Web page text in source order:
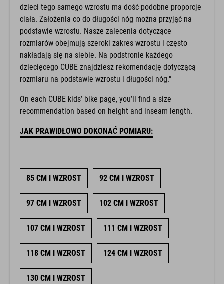
dzieci tego samego wzrostu ma dość podobne proporcje
ciała. Założenia co do długości nóg można przyjąć na
podstawie wzrostu. Nasze zalecenia dotyczące
rozmiarów obejmują szeroki zakres wzrostu i często
nakładają się na siebie. Na podstronie każdego
dziecięcego CUBE znajdziesz rekomendację dotyczącą
rozmiaru na podstawie wzrostu i długości nóg."
On each CUBE kids’ bike page, you’ll find a size
recommendation based on height and inseam length.
JAK PRAWIDŁOWO DOKONAĆ POMIARU:
85 CM I WZROST 92 CM I WZROST
97 CM I WZROST 102 CM I WZROST
107 CM I WZROST 111 CM I WZROST
118 CM I WZROST 124 CM I WZROST
130 CM I WZROST